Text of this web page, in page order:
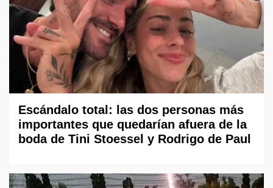
Escándalo total: las dos personas más
importantes que quedarían afuera de la
boda de Tini Stoessel y Rodrigo de Paul